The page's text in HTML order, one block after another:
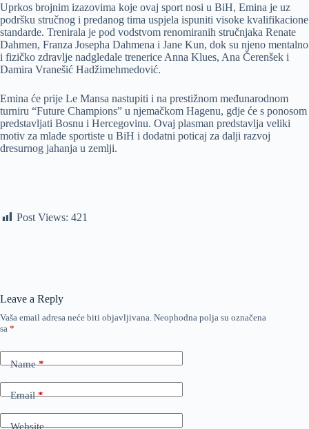
Uprkos brojnim izazovima koje ovaj sport nosi u BiH, Emina je uz
podršku stručnog i predanog tima uspjela ispuniti visoke kvalifikacione
standarde. Trenirala je pod vodstvom renomiranih stručnjaka Renate
Dahmen, Franza Josepha Dahmena i Jane Kun, dok su njeno mentalno
i fizičko zdravlje nadgledale trenerice Anna Klues, Ana Čerenšek i
Damira Vranešić Hadžimehmedović.
Emina će prije Le Mansa nastupiti i na prestižnom međunarodnom
turniru “Future Champions” u njemačkom Hagenu, gdje će s ponosom
predstavljati Bosnu i Hercegovinu. Ovaj plasman predstavlja veliki
motiv za mlade sportiste u BiH i dodatni poticaj za dalji razvoj
dresurnog jahanja u zemlji.
Post Views: 421
Leave a Reply
Vaša email adresa neće biti objavljivana. Neophodna polja su označena
sa *
Name*
Email*
Website